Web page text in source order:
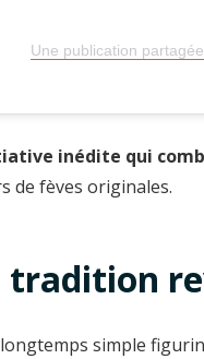
Une publication
inédite qui
de fèves originales.
tradition
simple